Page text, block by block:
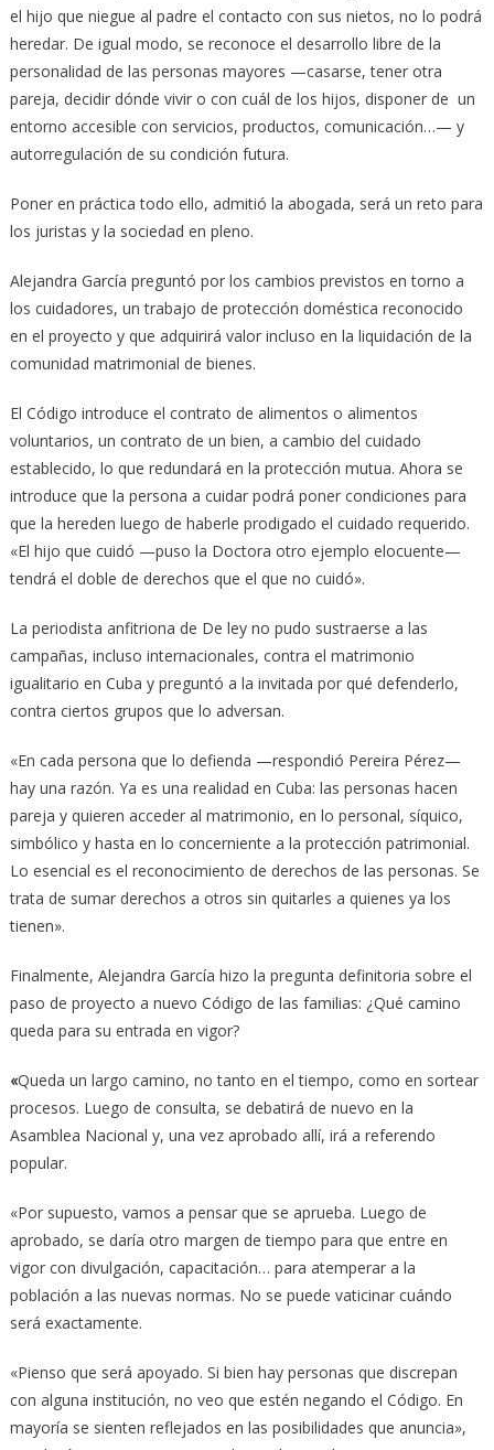
el hijo que niegue al padre el contacto con sus nietos, no lo podrá
heredar. De igual modo, se reconoce el desarrollo libre de la
personalidad de las personas mayores —casarse, tener otra
pareja, decidir dónde vivir o con cuál de los hijos, disponer de un
entorno accesible con servicios, productos, comunicación…— y
autorregulación de su condición futura.
Poner en práctica todo ello, admitió la abogada, será un reto para
los juristas y la sociedad en pleno.
Alejandra García preguntó por los cambios previstos en torno a
los cuidadores, un trabajo de protección doméstica reconocido
en el proyecto y que adquirirá valor incluso en la liquidación de la
comunidad matrimonial de bienes.
El Código introduce el contrato de alimentos o alimentos
voluntarios, un contrato de un bien, a cambio del cuidado
establecido, lo que redundará en la protección mutua. Ahora se
introduce que la persona a cuidar podrá poner condiciones para
que la hereden luego de haberle prodigado el cuidado requerido.
«El hijo que cuidó —puso la Doctora otro ejemplo elocuente—
tendrá el doble de derechos que el que no cuidó».
La periodista anfitriona de De ley no pudo sustraerse a las
campañas, incluso internacionales, contra el matrimonio
igualitario en Cuba y preguntó a la invitada por qué defenderlo,
contra ciertos grupos que lo adversan.
«En cada persona que lo defienda —respondió Pereira Pérez—
hay una razón. Ya es una realidad en Cuba: las personas hacen
pareja y quieren acceder al matrimonio, en lo personal, síquico,
simbólico y hasta en lo concerniente a la protección patrimonial.
Lo esencial es el reconocimiento de derechos de las personas. Se
trata de sumar derechos a otros sin quitarles a quienes ya los
tienen».
Finalmente, Alejandra García hizo la pregunta definitoria sobre el
paso de proyecto a nuevo Código de las familias: ¿Qué camino
queda para su entrada en vigor?
«Queda un largo camino, no tanto en el tiempo, como en sortear
procesos. Luego de consulta, se debatirá de nuevo en la
Asamblea Nacional y, una vez aprobado allí, irá a referendo
popular.
«Por supuesto, vamos a pensar que se aprueba. Luego de
aprobado, se daría otro margen de tiempo para que entre en
vigor con divulgación, capacitación… para atemperar a la
población a las nuevas normas. No se puede vaticinar cuándo
será exactamente.
«Pienso que será apoyado. Si bien hay personas que discrepan
con alguna institución, no veo que estén negando el Código. En
mayoría se sienten reflejados en las posibilidades que anuncia»,